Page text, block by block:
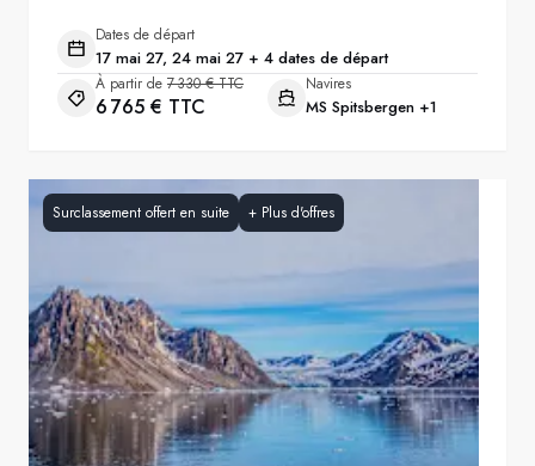
Dates de départ
17 mai 27, 24 mai 27 + 4 dates de départ
À partir de 7 330 € TTC
6 765 € TTC
Navires
MS Spitsbergen +1
Surclassement offert en suite + Plus d'offres